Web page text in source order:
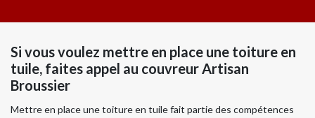
Si vous voulez mettre en place une toiture en
tuile, faites appel au couvreur Artisan
Broussier
Mettre en place une toiture en tuile fait partie des compétences